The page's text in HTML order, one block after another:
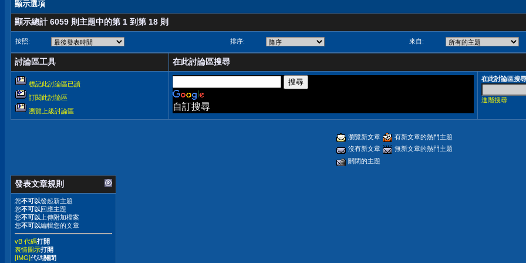
顯示選項
顯示總計 6059 則主題中的第 1 到第 18 則
按照: 排序: 來自:
討論區工具 在此討論區搜尋
標記此討論區已讀
訂閱此討論區
瀏覽上級討論區
自訂搜尋
在此討論區搜尋
進階搜尋
瀏覽新文章
有新文章的熱門主題
沒有新文章
無新文章的熱門主題
關閉的主題
發表文章規則
您不可以發起新主題
您不可以回應主題
您不可以 上傳附加檔案
您不可以編輯您的文章
vB 代碼打開
表情圖示打開
[IMG]代碼關閉